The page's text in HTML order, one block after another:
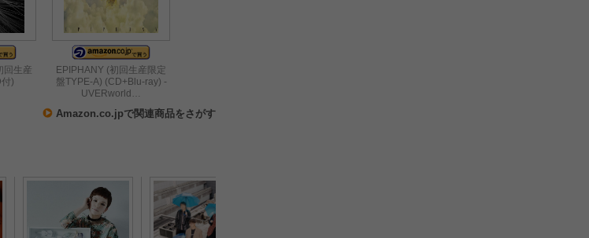
回生産
)
EPIPHANY (初回生産限定
盤TYPE-A) (CD+Blu-ray) -
UVERworld…
Amazon.co.jpで関連商品をさがす